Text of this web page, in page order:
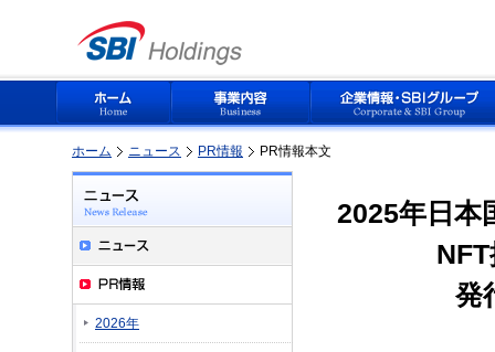
ホーム ニュース PR情報 PR情報本文
2025年日本
発
2026年